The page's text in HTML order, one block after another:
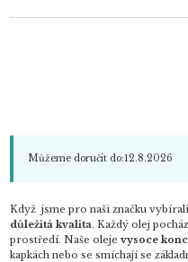
Můžeme doručit do:12.8.2026
Když jsme pro naši značku
důležitá kvalita. Každý olej
prostředí. Naše olejevysoce
kapkách nebo se smíchají se